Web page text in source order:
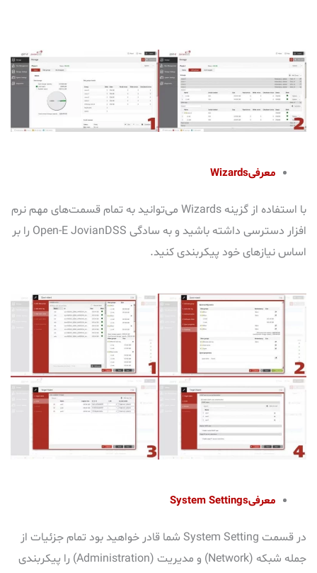
معرفیWizards
با استفاده از گزینه Wizards می‌توانید به تمام قسمت‌های مهم نرم
افزار دسترسی داشته باشید و به سادگی Open-E JovianDSS را بر
اساس نیازهای خود پیکربندی کنید.
معرفیSystem Settings
در قسمت System Setting شما قادر خواهید بود تمام جزئیات از
جمله شبکه (
Network
) و مدیریت (
Administration
) را پیکربندی